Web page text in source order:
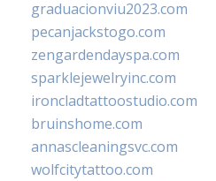
graduacionviu2023.com
pecanjackstogo.com
zengardendayspa.com
sparklejewelryinc.com
ironcladtattoostudio.com
bruinshome.com
annascleaningsvc.com
wolfcitytattoo.com